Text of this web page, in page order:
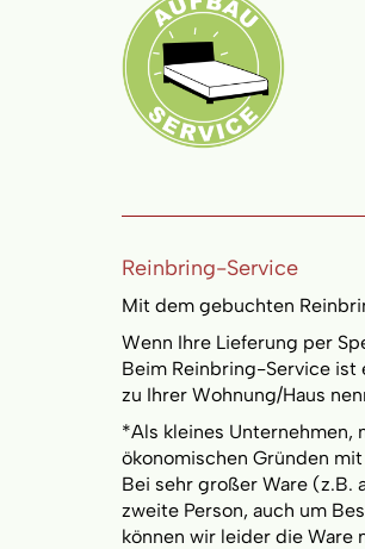
Reinbring-Service
Mit dem gebuchten
Wenn Ihre Lieferung per
Beim Reinbring-Service ist
zu Ihrer Wohnung/Haus
*Als kleines Unternehmen,
ökonomischen Gründen
Bei sehr großer Ware (z.B.
zweite Person, auch um
können wir leider die